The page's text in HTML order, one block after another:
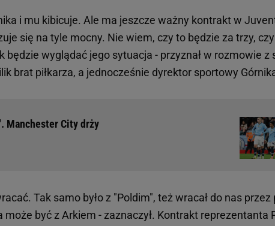
i mu kibicuje. Ale ma jeszcze ważny kontrakt w
się na tyle mocny. Nie wiem, czy to będzie za trzy,
będzie wyglądać jego sytuacja - przyznał w rozmowie z
brat piłkarza, a jednocześnie dyrektor sportowy
Manchester City drży
Tak samo było z "Poldim", też wracał do nas przez
może być z Arkiem - zaznaczył. Kontrakt reprezentanta